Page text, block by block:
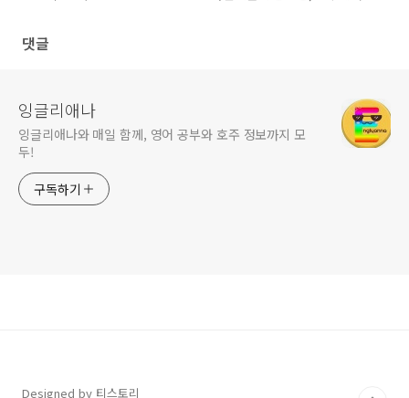
댓글
잉글리애나
잉글리애나와 매일 함께, 영어 공부와 호주 정보까지 모
두!
구독하기
Designed by 티스토리